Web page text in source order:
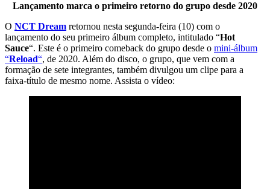
Lançamento marca o primeiro retorno do grupo desde 2020
O NCT Dream retornou nesta segunda-feira (10) com o
lançamento do seu primeiro álbum completo, intitulado “Hot
Sauce“. Este é o primeiro comeback do grupo desde o mini-álbum
“Reload“, de 2020. Além do disco, o grupo, que vem com a
formação de sete integrantes, também divulgou um clipe para a
faixa-título de mesmo nome. Assista o vídeo: